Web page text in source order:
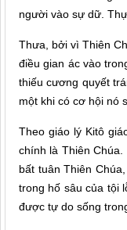
người vào sự dữ.
Thưa, bởi vì Thiên
điều gian ác vào
thiếu cương quyết
một khi có cơ hội nó
Theo giáo lý Kitô
chính là Thiên
bất tuân Thiên
trong hố sâu của tội
được tự do sống